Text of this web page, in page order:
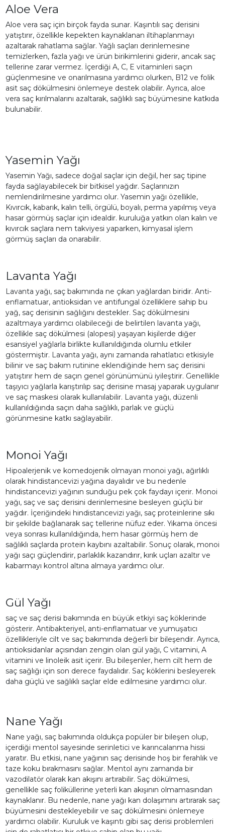
Aloe Vera
Aloe vera saç için birçok fayda sunar. Kaşıntılı saç derisini
yatıştırır, özellikle kepekten kaynaklanan iltihaplanmayı
azaltarak rahatlama sağlar. Yağlı saçları derinlemesine
temizlerken, fazla yağı ve ürün birikimlerini giderir, ancak saç
tellerine zarar vermez. İçerdiği A, C, E vitaminleri saçın
güçlenmesine ve onarılmasına yardımcı olurken, B12 ve folik
asit saç dökülmesini önlemeye destek olabilir. Ayrıca, aloe
vera saç kırılmalarını azaltarak, sağlıklı saç büyümesine katkıda
bulunabilir.
Yasemin Yağı
Yasemin Yağı, sadece doğal saçlar için değil, her saç tipine
fayda sağlayabilecek bir bitkisel yağdır. Saçlarınızın
nemlendirilmesine yardımcı olur. Yasemin yağı özellikle,
Kıvırcık, kabarık, kalın telli, örgülü, boyalı, perma yapılmış veya
hasar görmüş saçlar için idealdir. kuruluğa yatkın olan kalın ve
kıvırcık saçlara nem takviyesi yaparken, kimyasal işlem
görmüş saçları da onarabilir.
Lavanta Yağı
Lavanta yağı, saç bakımında ne çıkan yağlardan biridir. Anti-
enflamatuar, antioksidan ve antifungal özelliklere sahip bu
yağ, saç derisinin sağlığını destekler. Saç dökülmesini
azaltmaya yardımcı olabileceği de belirtilen lavanta yağı,
özellikle saç dökülmesi (alopesi) yaşayan kişilerde diğer
esansiyel yağlarla birlikte kullanıldığında olumlu etkiler
göstermiştir. Lavanta yağı, aynı zamanda rahatlatıcı etkisiyle
bilinir ve saç bakım rutinine eklendiğinde hem saç derisini
yatıştırır hem de saçın genel görünümünü iyileştirir. Genellikle
taşıyıcı yağlarla karıştırılıp saç derisine masaj yaparak uygulanır
ve saç maskesi olarak kullanılabilir. Lavanta yağı, düzenli
kullanıldığında saçın daha sağlıklı, parlak ve güçlü
görünmesine katkı sağlayabilir.
Monoi Yağı
Hipoalerjenik ve komedojenik olmayan monoi yağı, ağırlıklı
olarak hindistancevizi yağına dayalıdır ve bu nedenle
hindistancevizi yağının sunduğu pek çok faydayı içerir. Monoi
yağı, saç ve saç derisini derinlemesine besleyen güçlü bir
yağdır. İçeriğindeki hindistancevizi yağı, saç proteinlerine sıkı
bir şekilde bağlanarak saç tellerine nüfuz eder. Yıkama öncesi
veya sonrası kullanıldığında, hem hasar görmüş hem de
sağlıklı saçlarda protein kaybını azaltabilir. Sonuç olarak, monoi
yağı saçı güçlendirir, parlaklık kazandırır, kırık uçları azaltır ve
kabarmayı kontrol altına almaya yardımcı olur.
Gül Yağı
saç ve saç derisi bakımında en büyük etkiyi saç köklerinde
gösterir. Antibakteriyel, anti-enflamatuar ve yumuşatıcı
özellikleriyle cilt ve saç bakımında değerli bir bileşendir. Ayrıca,
antioksidanlar açısından zengin olan gül yağı, C vitamini, A
vitamini ve linoleik asit içerir. Bu bileşenler, hem cilt hem de
saç sağlığı için son derece faydalıdır. Saç köklerini besleyerek
daha güçlü ve sağlıklı saçlar elde edilmesine yardımcı olur.
Nane Yağı
Nane yağı, saç bakımında oldukça popüler bir bileşen olup,
içerdiği mentol sayesinde serinletici ve karıncalanma hissi
yaratır. Bu etkisi, nane yağının saç derisinde hoş bir ferahlık ve
taze koku bırakmasını sağlar. Mentol aynı zamanda bir
vazodilatör olarak kan akışını artırabilir. Saç dökülmesi,
genellikle saç foliküllerine yeterli kan akışının olmamasından
kaynaklanır. Bu nedenle, nane yağı kan dolaşımını artırarak saç
büyümesini destekleyebilir ve saç dökülmesini önlemeye
yardımcı olabilir. Kuruluk ve kaşıntı gibi saç derisi problemleri